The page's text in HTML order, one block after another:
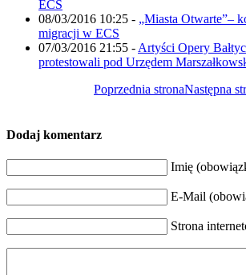
ECS
08/03/2016 10:25 - „Miasta Otwarte”–
migracji w ECS
07/03/2016 21:55 - Artyści Opery
protestowali pod Urzędem
Poprzednia stronaNastępna
Dodaj komentarz
Imię
E-Mail
Strona